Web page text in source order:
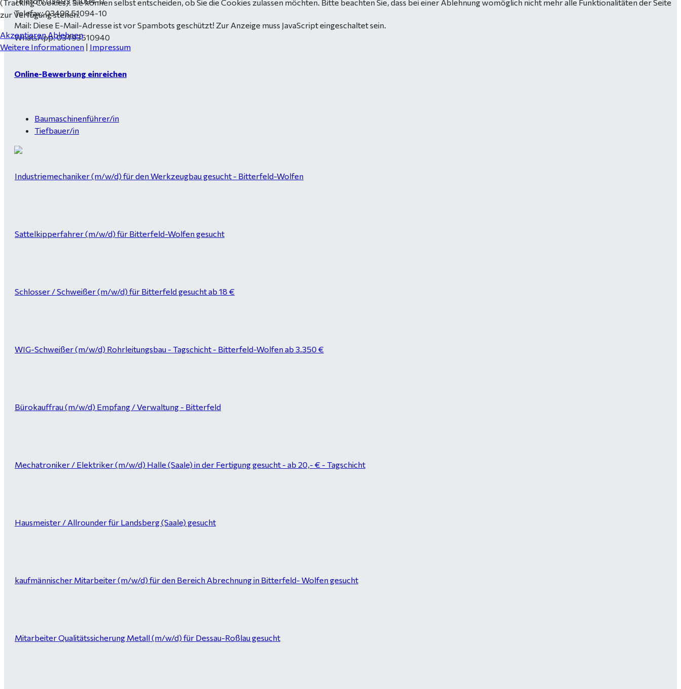
Telefax: 03493 51094-10
Mail: Diese E-Mail-Adresse ist vor Spambots geschützt! Zur Anzeige muss JavaScript eingeschaltet sein.
WhatsApp: 03493510940
Online-Bewerbung einreichen
Baumaschinenführer/in
Tiefbauer/in
Industriemechaniker (m/w/d) für den Werkzeugbau gesucht - Bitterfeld-Wolfen
Sattelkipperfahrer (m/w/d) für Bitterfeld-Wolfen gesucht
Schlosser / Schweißer (m/w/d) für Bitterfeld gesucht ab 18 €
WIG-Schweißer (m/w/d) Rohrleitungsbau - Tagschicht - Bitterfeld-Wolfen ab 3.350 €
Bürokauffrau (m/w/d) Empfang / Verwaltung - Bitterfeld
Mechatroniker / Elektriker (m/w/d) Halle (Saale) in der Fertigung gesucht - ab 20,- € - Tagschicht
Hausmeister / Allrounder für Landsberg (Saale) gesucht
kaufmännischer Mitarbeiter (m/w/d) für den Bereich Abrechnung in Bitterfeld- Wolfen gesucht
Mitarbeiter Qualitätssicherung Metall (m/w/d) für Dessau-Roßlau gesucht
(Tracking Cookies). Sie können selbst entscheiden, ob Sie die Cookies zulassen möchten. Bitte beachten Sie, dass bei einer Ablehnung womöglich nicht mehr alle Funktionalitäten der Seite
zur Verfügung stehen.
Akzeptieren Ablehnen
Weitere Informationen | Impressum